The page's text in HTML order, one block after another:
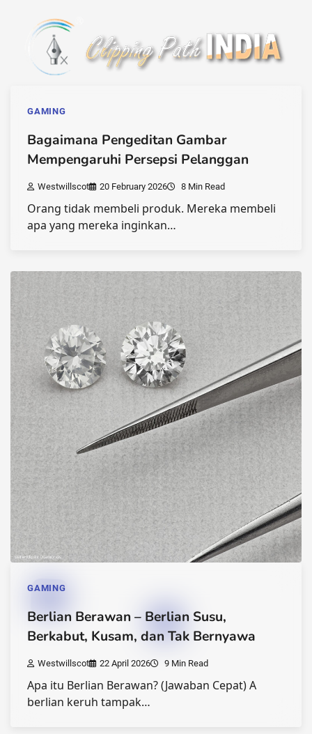
GAMING
Bagaimana Pengeditan Gambar
Mempengaruhi Persepsi Pelanggan
Westwillscot 20 February 2026 8 Min Read
Orang tidak membeli produk. Mereka membeli
apa yang mereka inginkan…
GAMING
Berlian Berawan – Berlian Susu,
Berkabut, Kusam, dan Tak Bernyawa
Westwillscot 22 April 2026 9 Min Read
Apa itu Berlian Berawan? (Jawaban Cepat) A
berlian keruh tampak…